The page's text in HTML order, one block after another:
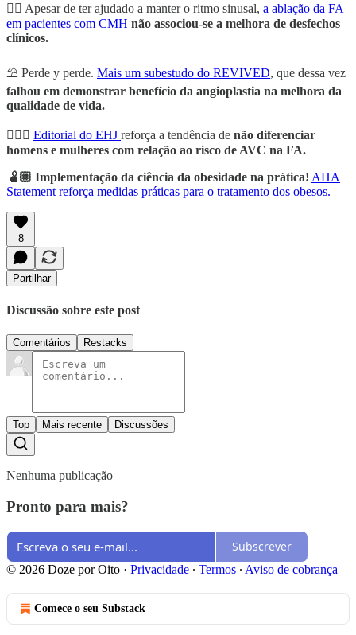
🏋🏼 Apesar de ter ajudado a manter o ritmo sinusal, a ablação da FA
em pacientes com CMH não associou-se a melhora de desfechos
clínicos.
⛱️ Perde y perde. Mais um subestudo do REVIVED, que dessa vez
falhou em demonstrar benefício da angioplastia na melhora da
qualidade de vida.
🤷🏻‍♀️ Editorial do EHJ reforça a tendência de não diferenciar
homens e mulheres com relação ao risco de AVC na FA.
🫄🏼 Implementação da ciência da obesidade na prática! AHA
Statement reforça medidas práticas para o tratamento dos obesos.
8
Partilhar
Discussão sobre este post
Comentários Restacks
Top Mais recente Discussões
Nenhuma publicação
Pronto para mais?
Subscrever
© 2026 Doze por Oito · Privacidade ∙ Termos ∙ Aviso de cobrança
Comece o seu Substack